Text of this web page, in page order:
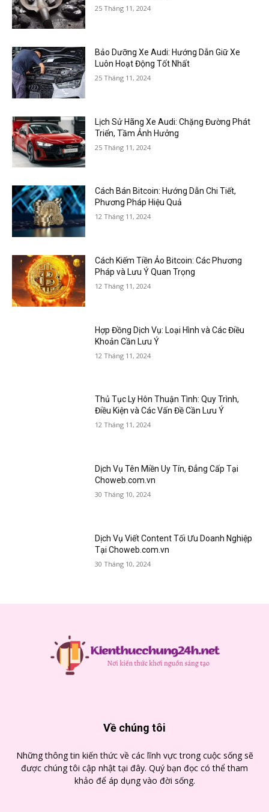
25 Tháng 11, 2024
Bảo Dưỡng Xe Audi: Hướng Dẫn Giữ Xe
Luôn Hoạt Động Tốt Nhất
25 Tháng 11, 2024
Lịch Sử Hãng Xe Audi: Chặng Đường Phát
Triển, Tầm Ảnh Hưởng
25 Tháng 11, 2024
Cách Bán Bitcoin: Hướng Dẫn Chi Tiết,
Phương Pháp Hiệu Quả
12 Tháng 11, 2024
Cách Kiếm Tiền Ảo Bitcoin: Các Phương
Pháp và Lưu Ý Quan Trọng
12 Tháng 11, 2024
Hợp Đồng Dịch Vụ: Loại Hình và Các Điều
Khoản Cần Lưu Ý
12 Tháng 11, 2024
Thủ Tục Ly Hôn Thuận Tình: Quy Trình,
Điều Kiện và Các Vấn Đề Cần Lưu Ý
12 Tháng 11, 2024
Dịch Vụ Tên Miền Uy Tín, Đẳng Cấp Tại
Choweb.com.vn
30 Tháng 10, 2024
Dịch Vụ Viết Content Tối Ưu Doanh Nghiệp
Tại Choweb.com.vn
30 Tháng 10, 2024
Về chúng tôi
Những thông tin kiến thức về các lĩnh vực trong cuộc sống sẽ
được chúng tôi cập nhật tại đây. Quý bạn đọc có thể tham
khảo để áp dụng vào đời sống.